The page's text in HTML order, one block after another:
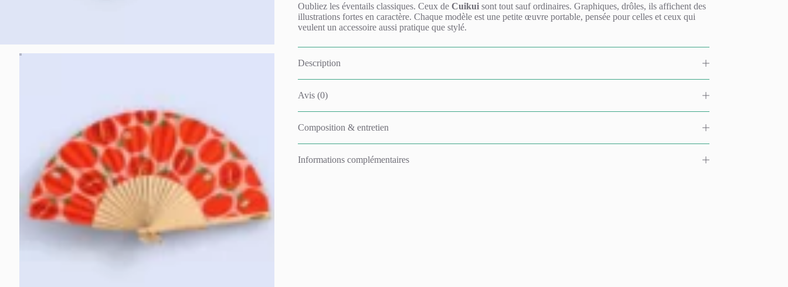
Oubliez les éventails classiques. Ceux de Cuikuisont tout sauf ordinaires. Graphiques, drôles, ils affichent des
illustrations fortes en caractère. Chaque modèle est une petite œuvre portable, pensée pour celles et ceux qui
veulent un accessoire aussi pratique que stylé.
Description
Avis (0)
Composition & entretien
Informations complémentaires